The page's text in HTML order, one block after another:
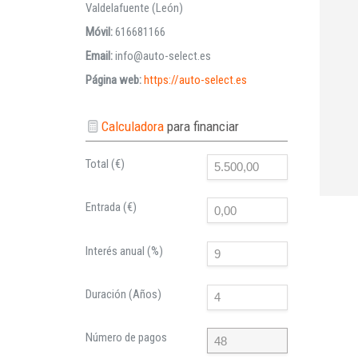
Valdelafuente (León)
Móvil:616681166
Email:info@auto-select.es
Página web:https://auto-select.es
Calculadorapara financiar
Total (€)
Entrada (€)
Interés anual (%)
Duración (Años)
Número de pagos